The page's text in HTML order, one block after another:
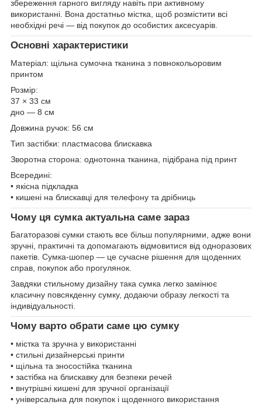
збереження гарного вигляду навіть при активному
використанні. Вона достатньо містка, щоб розмістити всі
необхідні речі — від покупок до особистих аксесуарів.
Основні характеристики
Матеріал: щільна сумочна тканина з повнокольоровим
принтом
Розмір:
37 × 33 см
дно — 8 см
Довжина ручок: 56 см
Тип застібки: пластмасова блискавка
Зворотна сторона: однотонна тканина, підібрана під принт
Всередині:
• якісна підкладка
• кишені на блискавці для телефону та дрібниць
Чому ця сумка актуальна саме зараз
Багаторазові сумки стають все більш популярними, адже вони
зручні, практичні та допомагають відмовитися від одноразових
пакетів. Сумка-шопер — це сучасне рішення для щоденних
справ, покупок або прогулянок.
Завдяки стильному дизайну така сумка легко замінює
класичну повсякденну сумку, додаючи образу легкості та
індивідуальності.
Чому варто обрати саме цю сумку
• містка та зручна у використанні
• стильні дизайнерські принти
• щільна та зносостійка тканина
• застібка на блискавку для безпеки речей
• внутрішні кишені для зручної організації
• універсальна для покупок і щоденного використання